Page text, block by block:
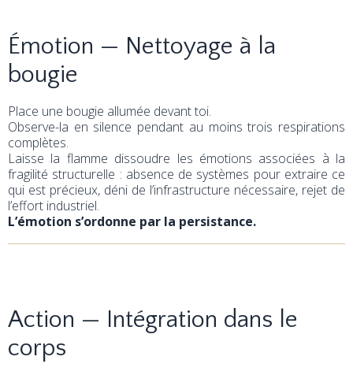
Émotion — Nettoyage à la
bougie
Place une bougie allumée devant toi.
Observe-la en silence pendant au moins trois respirations
complètes.
Laisse la flamme dissoudre les émotions associées à la
fragilité structurelle : absence de systèmes pour extraire ce
qui est précieux, déni de l’infrastructure nécessaire, rejet de
l’effort industriel.
L’émotion s’ordonne par la persistance.
Action — Intégration dans le
corps